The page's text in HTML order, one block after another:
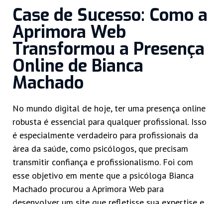
Case de Sucesso: Como a
Aprimora Web
Transformou a Presença
Online de Bianca
Machado
No mundo digital de hoje, ter uma presença online
robusta é essencial para qualquer profissional. Isso
é especialmente verdadeiro para profissionais da
área da saúde, como psicólogos, que precisam
transmitir confiança e profissionalismo. Foi com
esse objetivo em mente que a psicóloga Bianca
Machado procurou a Aprimora Web para